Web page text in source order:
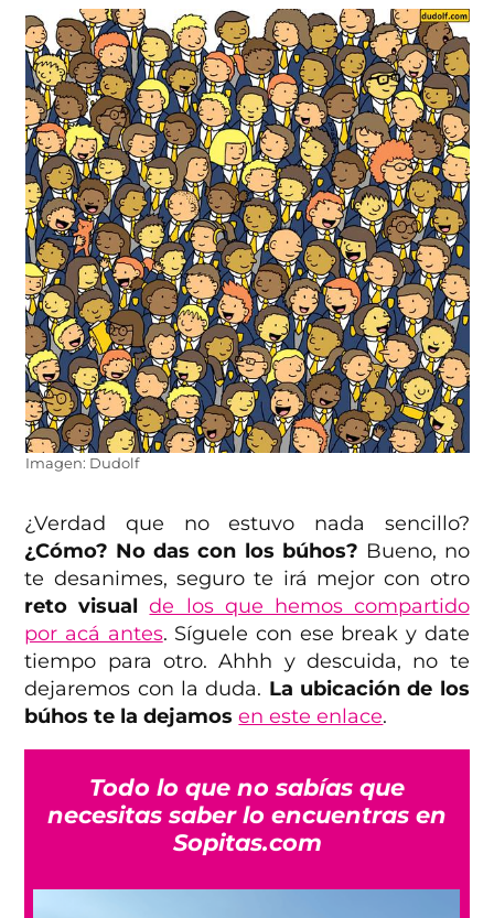
Imagen: Dudolf
¿Verdad que no estuvo nada sencillo?
¿Cómo? No das con los búhos? Bueno, no
te desanimes, seguro te irá mejor con otro
reto visualde los que hemos compartido
por acá antes. Síguele con ese break y date
tiempo para otro. Ahhh y descuida, no te
dejaremos con la duda. La ubicación de los
búhos te la dejamos en este enlace.
Todo lo que no sabías que
necesitas saber lo encuentras en
Sopitas.com